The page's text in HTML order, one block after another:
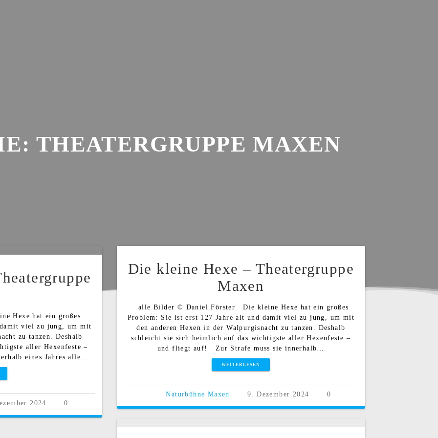
THEATERGRUPPE MAXEN
Hexe hat ein großes
viel zu jung, um mit
zu tanzen. Deshalb
aller Hexenfeste –
eines Jahres alle…
2024 0
Die kleine Hexe – Theatergruppe
Maxen
alle Bilder © Daniel Förster Die kleine Hexe hat ein großes
Problem: Sie ist erst 127 Jahre alt und damit viel zu jung, um mit
den anderen Hexen in der Walpurgisnacht zu tanzen. Deshalb
schleicht sie sich heimlich auf das wichtigste aller Hexenfeste –
und fliegt auf! Zur Strafe muss sie innerhalb…
WEITERLESEN
Naturbühne Maxen 9. Dezember 2024 0